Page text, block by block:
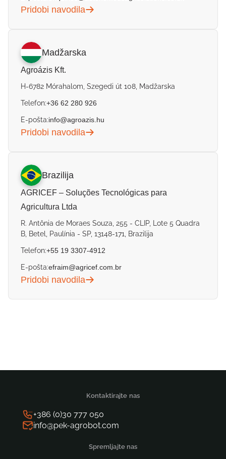
Pridobi navodila
Madžarska
Agroázis Kft.
H-6782 Mórahalom, Szegedi út 108, Madžarska
Telefon:+36 62 280 926
E-pošta:info@agroazis.hu
Pridobi navodila
Brazilija
AGRICEF – Soluções Tecnológicas para
Agricultura Ltda
R. Antônia de Moraes Souza, 255 - CLIP, Lote 5 Quadra
B, Betel, Paulínia - SP, 13148-171, Brazilija
Telefon:+55 19 3307-4912
E-pošta:efraim@agricef.com.br
Pridobi navodila
Kontaktirajte nas
+386 (0)30 777 050
info@pek-agrobot.com
Spremljajte nas